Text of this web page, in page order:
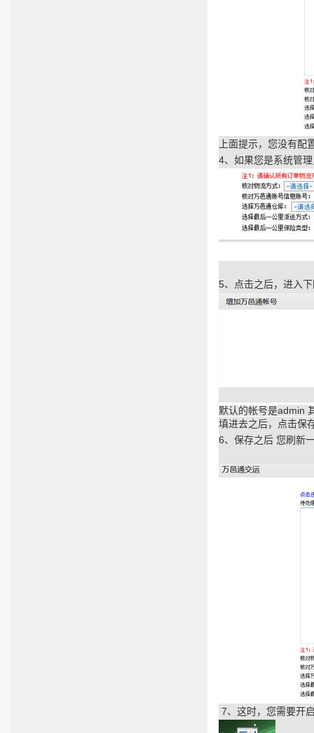
上面提示，您没有
4、如果您是系统管
5、点击之后，进入
默认的帐号是admin
填进去之后，点击保
6、保存之后 您刷新
7、这时，您需要开